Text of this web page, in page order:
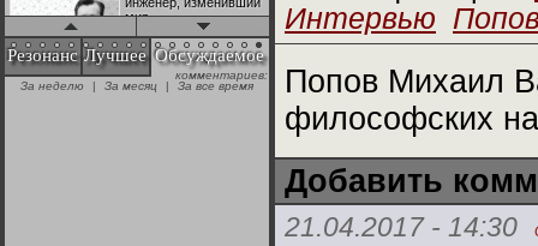
мир
"Аркадий Коц" на
эгалите-фесте "Не
Резонанс Лучшее Обсуждаемое
комментариев:
За неделю
| За месяц | За все время
Интервью
Попов Михаил
философских
Добавить
21.04.2017 - 14:30